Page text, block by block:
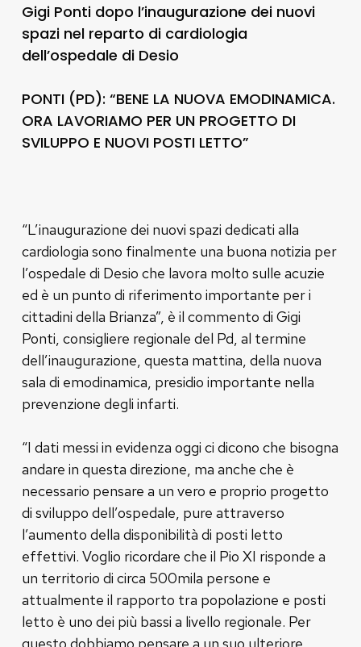
Gigi Ponti dopo l’inaugurazione dei nuovi
spazi nel reparto di cardiologia
dell’ospedale di Desio
PONTI (PD): “BENE LA NUOVA EMODINAMICA.
ORA LAVORIAMO PER UN PROGETTO DI
SVILUPPO E NUOVI POSTI LETTO”
“L’inaugurazione dei nuovi spazi dedicati alla
cardiologia sono finalmente una buona notizia per
l’ospedale di Desio che lavora molto sulle acuzie
ed è un punto di riferimento importante per i
cittadini della Brianza”, è il commento di Gigi
Ponti, consigliere regionale del Pd, al termine
dell’inaugurazione, questa mattina, della nuova
sala di emodinamica, presidio importante nella
prevenzione degli infarti.
“I dati messi in evidenza oggi ci dicono che bisogna
andare in questa direzione, ma anche che è
necessario pensare a un vero e proprio progetto
di sviluppo dell’ospedale, pure attraverso
l’aumento della disponibilità di posti letto
effettivi. Voglio ricordare che il Pio XI risponde a
un territorio di circa 500mila persone e
attualmente il rapporto tra popolazione e posti
letto è uno dei più bassi a livello regionale. Per
questo dobbiamo pensare a un suo ulteriore